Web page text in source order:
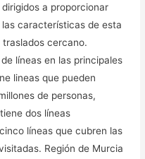
a proporcionar
características de esta
cercano.
líneas en las principales
lineas que pueden
de personas,
dos líneas
líneas que cubren las
Región de Murcia